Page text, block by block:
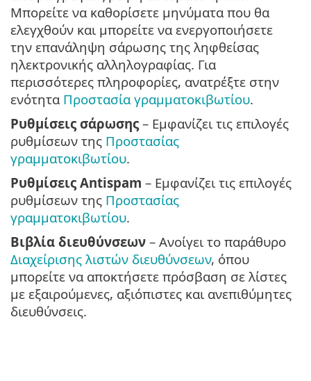
Μπορείτε να καθορίσετε μηνύματα που θα
ελεγχθούν και μπορείτε να ενεργοποιήσετε
την επανάληψη σάρωσης της ληφθείσας
ηλεκτρονικής αλληλογραφίας. Για
περισσότερες πληροφορίες, ανατρέξτε στην
ενότητα Προστασία γραμματοκιβωτίου.
Ρυθμίσεις σάρωσης – Εμφανίζει τις επιλογές
ρυθμίσεων της Προστασίας
γραμματοκιβωτίου.
Ρυθμίσεις Antispam – Εμφανίζει τις επιλογές
ρυθμίσεων της Προστασίας
γραμματοκιβωτίου.
Βιβλία διευθύνσεων – Ανοίγει το παράθυρο
Διαχείρισης λιστών διευθύνσεων, όπου
μπορείτε να αποκτήσετε πρόσβαση σε λίστες
με εξαιρούμενες, αξιόπιστες και ανεπιθύμητες
διευθύνσεις.